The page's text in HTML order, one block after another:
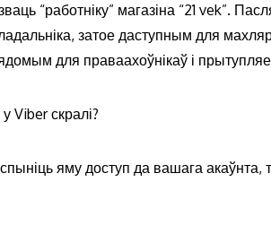
“работніку” магазіна “21 vek”.
затое даступным для
для праваахоўнікаў і
Viber скралі?
яму доступ да вашага акаўнта,